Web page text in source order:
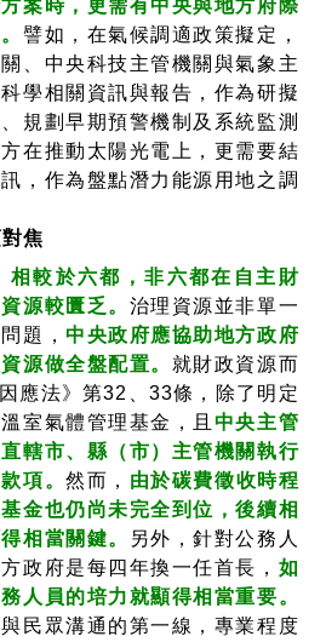
案時，更需有中央與地方府際
譬如，在氣候調適政策擬定，
、中央科技主管機關與氣象主
學相關資訊與報告，作為研擬
規劃早期預警機制及系統監測
在推動太陽光電上，更需要結
，作為盤點潛力能源用地之調
焦
相較於六都，非六都在自主財
源較匱乏。 治理資源並非單一
題，中央政府應協助地方政府
源做全盤配置。 就財政資源而
應法》第32、33條，除了明定
室氣體管理基金，且 中央主管
轄市、縣（市）主管機關執行
項。然而， 由於碳費徵收時程
金也仍尚未完全到位，後續相
相當關鍵。
另外，針對公務人
政府是每四年換一任首長， 如
人員的培力就顯得相當重要。
民眾溝通的第一線，專業程度